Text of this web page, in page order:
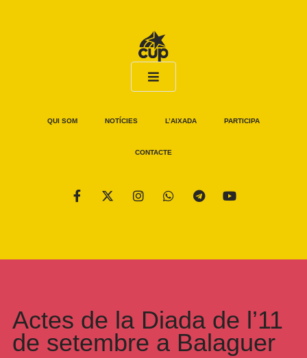
QUI SOM NOTÍCIES L’AIXADA PARTICIPA
CONTACTE
Actes de la Diada de l’11
de setembre a Balaguer